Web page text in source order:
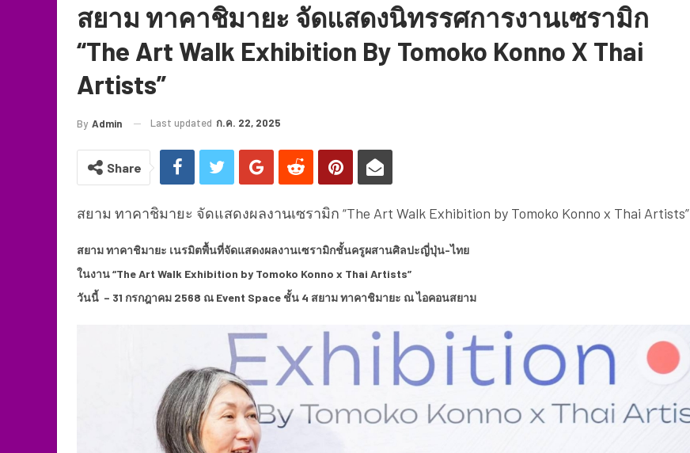
สยาม ทาคาชิมายะ จัดแสดงนิทรรศการงานเซรามิก
“The Art Walk Exhibition By Tomoko Konno X Thai
Artists”
By Admin Last updated ก.ค. 22, 2025
Share
สยาม ทาคาชิมายะ จัดแสดงผลงานเซรามิก “The Art Walk Exhibition by Tomoko Konno x Thai Artists”
สยาม ทาคาชิมายะ เนรมิตพื้นที่จัดแสดงผลงานเซรามิกชั้นครูผสานศิลปะญี่ปุ่น-ไทย
ในงาน “The Art Walk Exhibition by Tomoko Konno x Thai Artists”
วันนี้ – 31 กรกฎาคม 2568 ณ Event Space ชั้น 4 สยาม ทาคาชิมายะ ณ ไอคอนสยาม